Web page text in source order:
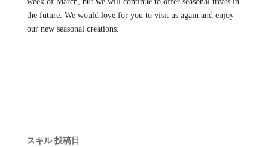
the future. We would love for you to visit us again and enjoy
our new seasonal creations.
—————————————————————————
スキル 投稿日